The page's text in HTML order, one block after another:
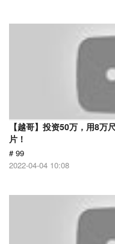
【越哥】投资50万，用8万
片！
# 99
2022-04-04 10:08